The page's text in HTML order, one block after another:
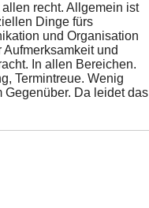
recht. Allgemein ist
Dinge fürs
und Organisation
und
In allen Bereichen.
Termintreue. Wenig
Gegenüber. Da leidet das